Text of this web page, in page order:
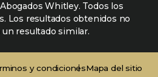
Whitley. Todos los
Los resultados obtenidos no
un resultado similar.
y condicionesMapa del sitio